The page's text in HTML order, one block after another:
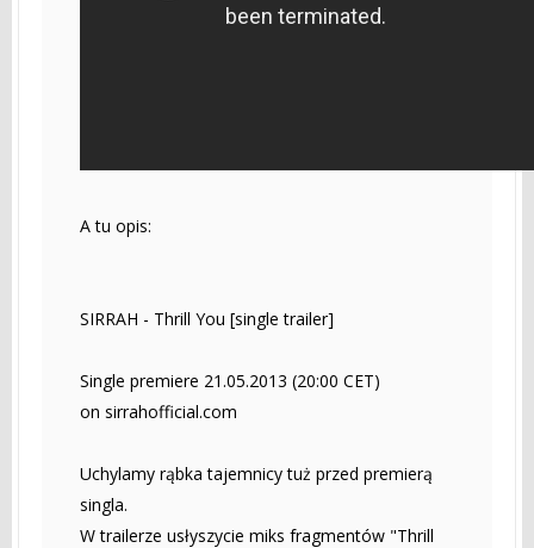
A tu opis:
SIRRAH - Thrill You [single trailer]
Single premiere 21.05.2013 (20:00 CET)
on sirrahofficial.com
Uchylamy rąbka tajemnicy tuż przed premierą
singla.
W trailerze usłyszycie miks fragmentów "Thrill